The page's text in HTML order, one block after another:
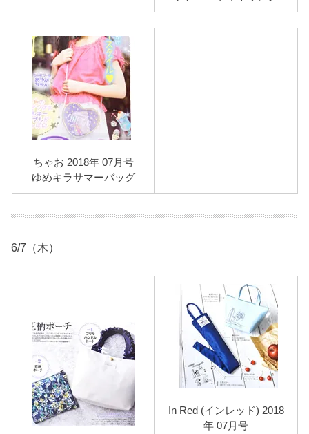
ちゃお 2018年 07月号
ゆめキラサマーバッグ
6/7（木）
In Red (インレッド) 2018
年 07月号